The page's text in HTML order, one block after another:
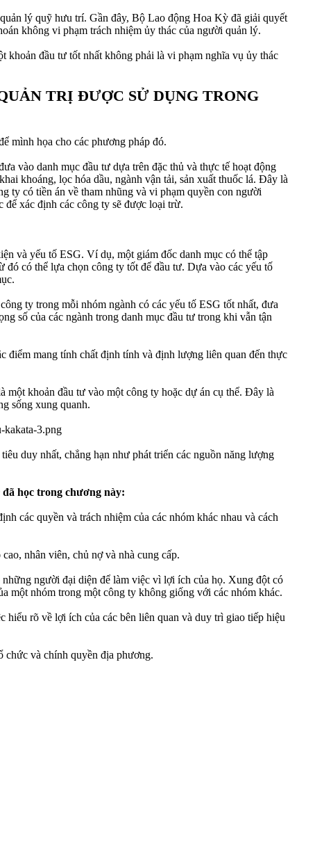
lý quỹ hưu trí. Gần đây, Bộ Lao động Hoa Kỳ đã giải quyết
không vi phạm trách nhiệm ủy thác của người quản lý.
khoản đầu tư tốt nhất không phải là vi phạm nghĩa vụ ủy thác
TRỊ ĐƯỢC SỬ DỤNG TRONG
mình họa cho các phương pháp đó.
vào danh mục đầu tư dựa trên đặc thủ và thực tế hoạt động
khoáng, lọc hóa dầu, ngành vận tải, sản xuất thuốc lá. Đây là
ty có tiền án về tham nhũng và vi phạm quyền con người
xác định các công ty sẽ được loại trừ.
và yếu tố ESG. Ví dụ, một giám đốc danh mục có thể tập
có thể lựa chọn công ty tốt để đầu tư. Dựa vào các yếu tố
ty trong mỗi nhóm ngành có các yếu tố ESG tốt nhất, đưa
số của các ngành trong danh mục đầu tư trong khi vẫn tận
điểm mang tính chất định tính và định lượng liên quan đến thực
một khoản đầu tư vào một công ty hoặc dự án cụ thể. Đây là
sống xung quanh.
duy nhất, chẳng hạn như phát triển các nguồn năng lượng
học trong chương này:
các quyền và trách nhiệm của các nhóm khác nhau và cách
nhân viên, chủ nợ và nhà cung cấp.
người đại diện để làm việc vì lợi ích của họ. Xung đột có
một nhóm trong một công ty không giống với các nhóm khác.
hiểu rõ về lợi ích của các bên liên quan và duy trì giao tiếp hiệu
chức và chính quyền địa phương.